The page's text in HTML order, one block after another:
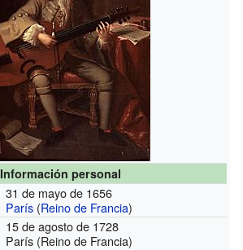
Información personal
31 de mayo de 1656
París (Reino de Francia)
15 de agosto de 1728
París (Reino de Francia)